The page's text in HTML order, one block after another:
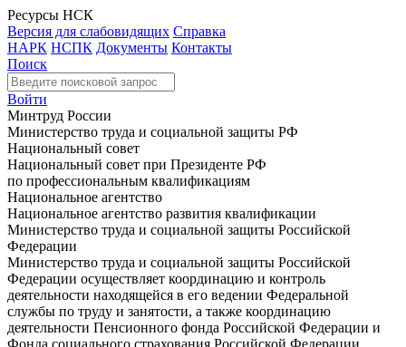
Ресурсы НСК
Версия для слабовидящих Справка
НАРК НСПК Документы Контакты
Поиск
Войти
Минтруд России
Министерство труда и социальной защиты РФ
Национальный совет
Национальный совет при Президенте РФ
по профессиональным квалификациям
Национальное агентство
Национальное агентство развития квалификации
Министерство труда и социальной защиты Российской
Федерации
Министерство труда и социальной защиты Российской
Федерации осуществляет координацию и контроль
деятельности находящейся в его ведении Федеральной
службы по труду и занятости, а также координацию
деятельности Пенсионного фонда Российской Федерации и
Фонда социального страхования Российской Федерации.